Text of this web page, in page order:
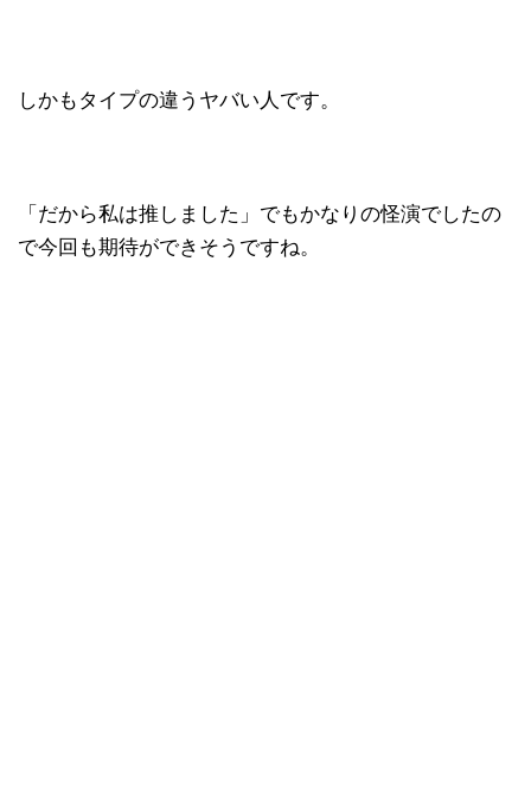
しかもタイプの違うヤバい人です。
「だから私は推しました」でもかなりの怪演でしたの
で今回も期待ができそうですね。